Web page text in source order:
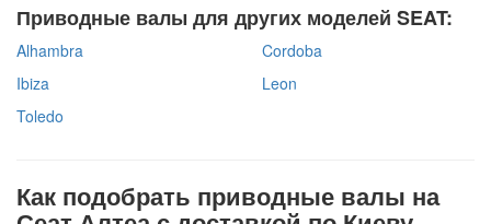
Приводные валы для других моделей SEAT:
Alhambra
Cordoba
Ibiza
Leon
Toledo
Как подобрать приводные валы на